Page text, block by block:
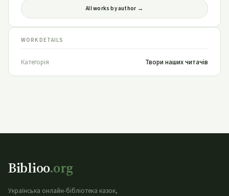
All works by author →
WORK DETAILS
Категорія Твори наших читачів
Biblioo.org
Українська онлайн-бібліотека казок,